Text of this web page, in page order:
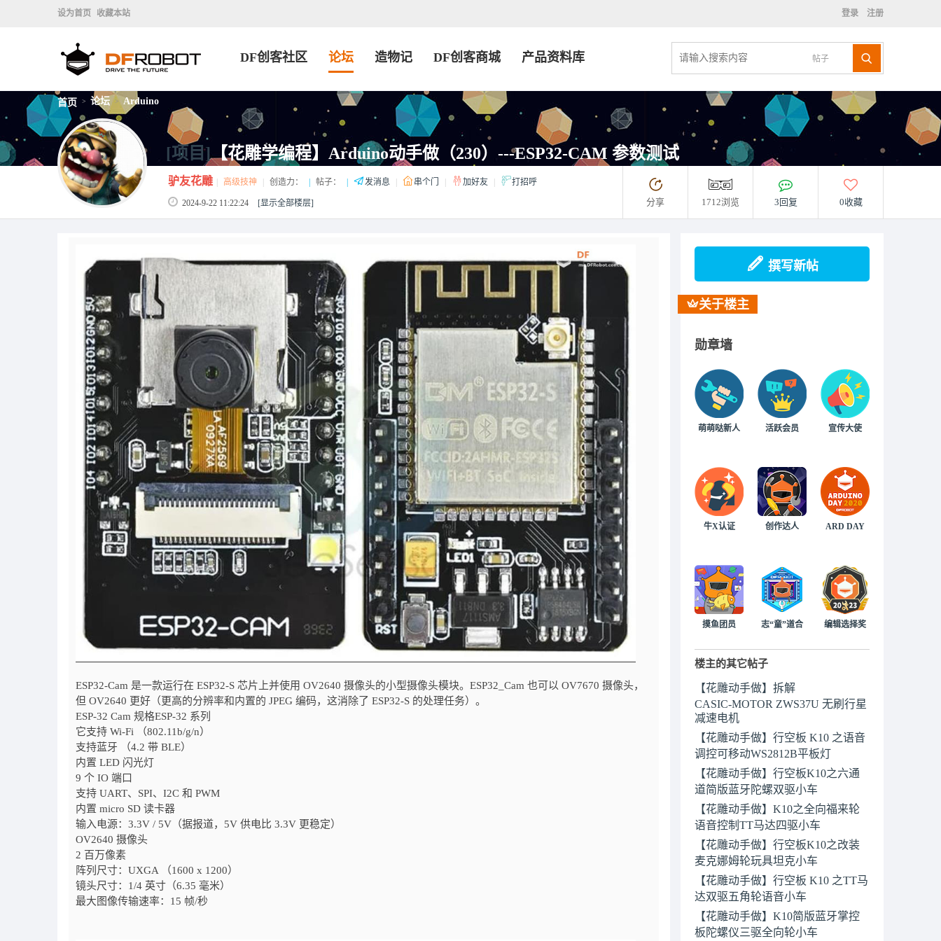
设为首页 收藏本站 登录 注册
帖子
DF创客社区 论坛 造物记 DF创客商城 产品资料库
首页 > 论坛 > Arduino
[项目]【花雕学编程】Arduino动手做（230）---ESP32-CAM 参数测试
驴友花雕 高级技神 创造力： 帖子： 发消息 串个门 加好友 打招呼
2024-9-22 11:22:24 [显示全部楼层] 分享 1712浏览 3回复 0收藏
ESP32-Cam 是一款运行在 ESP32-S 芯片上并使用 OV2640 摄像头的小型摄像头模块。ESP32_Cam 也可以 OV7670 摄像头，
但 OV2640 更好（更高的分辨率和内置的 JPEG 编码，这消除了 ESP32-S 的处理任务）。
ESP-32 Cam 规格ESP-32 系列
它支持 Wi-Fi （802.11b/g/n）
支持蓝牙 （4.2 带 BLE）
内置 LED 闪光灯
9 个 IO 端口
支持 UART、SPI、I2C 和 PWM
内置 micro SD 读卡器
输入电源：3.3V / 5V（据报道，5V 供电比 3.3V 更稳定）
OV2640 摄像头
2 百万像素
阵列尺寸：UXGA （1600 x 1200）
镜头尺寸：1/4 英寸（6.35 毫米）
最大图像传输速率：15 帧/秒
撰写新帖
关于楼主
勋章墙
萌萌哒新人 活跃会员 宣传大使
牛X认证 创作达人 ARD DAY
摸鱼团员 志“童”道合 编辑选择奖
楼主的其它帖子
【花雕动手做】拆解
CASIC‑MOTOR ZWS37U 无刷行星
减速电机
【花雕动手做】行空板 K10 之语音
调控可移动WS2812B平板灯
【花雕动手做】行空板K10之六通
道简版蓝牙陀螺双驱小车
【花雕动手做】K10之全向福来轮
语音控制TT马达四驱小车
【花雕动手做】行空板K10之改装
麦克娜姆轮玩具坦克小车
【花雕动手做】行空板 K10 之TT马
达双驱五角轮语音小车
【花雕动手做】K10简版蓝牙掌控
板陀螺仪三驱全向轮小车